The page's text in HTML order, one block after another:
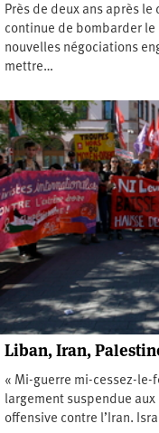
Près de deux ans après
continue de bombarder le
nouvelles négociations
mettre…
Liban, Iran,
« Mi-guerre mi-cessez-le-
largement suspendue aux
offensive contre l’Iran.